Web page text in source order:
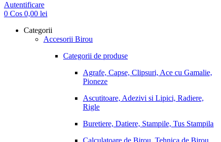
Autentificare
0 Cos 0,00 lei
Categorii
Accesorii Birou
Categorii de produse
Agrafe, Capse, Clipsuri, Ace cu Gamalie,
Pioneze
Ascutitoare, Adezivi si Lipici, Radiere,
Rigle
Buretiere, Datiere, Stampile, Tus Stampila